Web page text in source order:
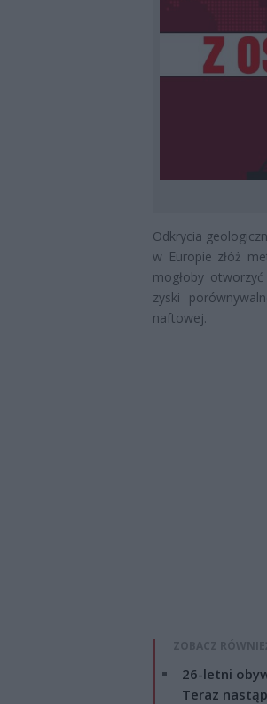
Odkrycia
w Europie złóż
mogłoby
zyski
naftowej.
ZOBACZ
26-letni
Teraz